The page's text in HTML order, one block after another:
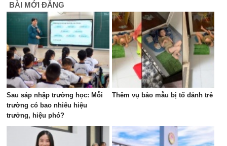
BÀI MỚI ĐĂNG
Sau sáp nhập trường học: Mỗi
trường có bao nhiêu hiệu
trưởng, hiệu phó?
Thêm vụ bảo mẫu bị tố đánh trẻ